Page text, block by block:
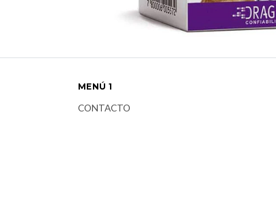
MENÚ 1
CONTACTO